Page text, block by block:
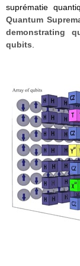
suprématie
Quantum
demonstrating
qubits